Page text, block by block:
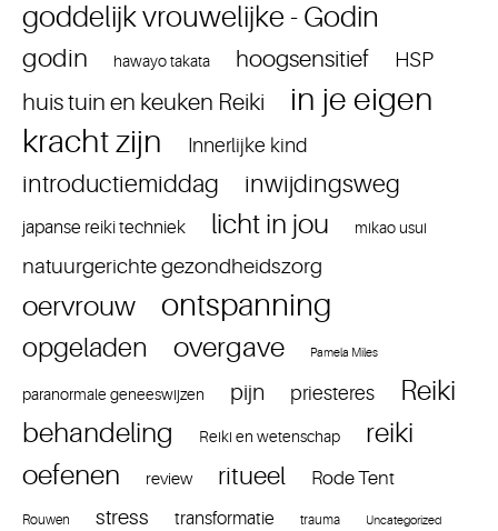
goddelijk vrouwelijke - Godin
godin hawayo takata hoogsensitief HSP
huis tuin en keuken Reiki
in je eigen
kracht zijn
Innerlijke kind
introductiemiddag inwijdingsweg
japanse reiki techniek licht in jou mikao usui
natuurgerichte gezondheidszorg
oervrouw ontspanning
opgeladen overgave Pamela Miles
paranormale geneeswijzen pijn priesteres
Reiki
behandeling
Reiki en wetenschap
reiki
oefenen
review ritueel Rode Tent
Rouwen stress transformatie trauma Uncategorized